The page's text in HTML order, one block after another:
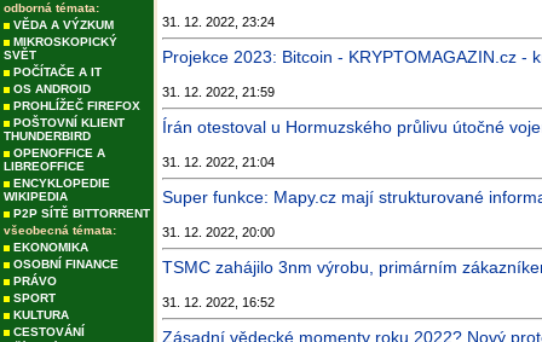
odborná témata:
VĚDA A VÝZKUM
MIKROSKOPICKÝ
SVĚT
POČÍTAČE A IT
OS ANDROID
PROHLÍŽEČ FIREFOX
POŠTOVNÍ KLIENT
THUNDERBIRD
OPENOFFICE A
LIBREOFFICE
ENCYKLOPEDIE
WIKIPEDIA
P2P SÍTĚ BITTORRENT
všeobecná témata:
EKONOMIKA
OSOBNÍ FINANCE
PRÁVO
SPORT
KULTURA
CESTOVÁNÍ
31. 12. 2022, 23:24
Projekce 2023: Bitcoin - KRYPTOMAGAZIN.cz -
31. 12. 2022, 21:59
Írán otestoval u Hormuzského průlivu útočné
31. 12. 2022, 21:04
Super funkce: Mapy.cz mají strukturované
31. 12. 2022, 20:00
TSMC zahájilo 3nm výrobu, primárním
31. 12. 2022, 16:52
Zásadní vědecké momenty roku 2022? Nový